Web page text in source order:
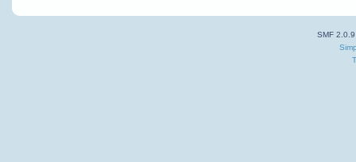
SMF 2.0.9